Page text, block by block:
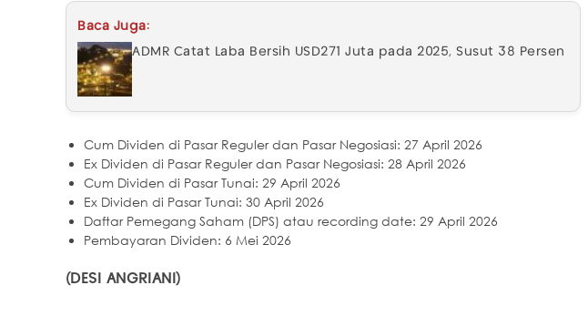
Baca Juga:
ADMR Catat Laba Bersih USD271 Juta pada 2025, Susut 38 Persen
Cum Dividen di Pasar Reguler dan Pasar Negosiasi: 27 April 2026
Ex Dividen di Pasar Reguler dan Pasar Negosiasi: 28 April 2026
Cum Dividen di Pasar Tunai: 29 April 2026
Ex Dividen di Pasar Tunai: 30 April 2026
Daftar Pemegang Saham (DPS) atau recording date: 29 April 2026
Pembayaran Dividen: 6 Mei 2026
(DESI ANGRIANI)